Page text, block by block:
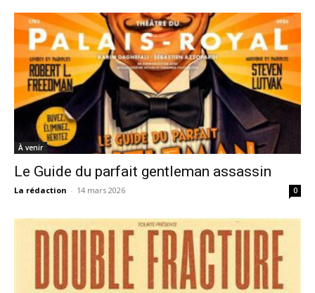
À venir
Le Guide du parfait gentleman assassin
La rédaction - 14 mars 2026 0